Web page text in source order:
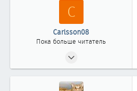
C
Carlsson08
Пока больше читатель
0